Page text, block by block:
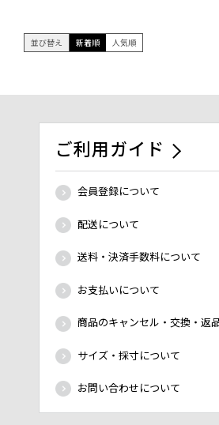
並び替え 新着順 人気順
ご利用ガイド
会員登録について
配送について
送料・決済手数料について
お支払いについて
商品のキャンセル・交換・返
サイズ・採寸について
お問い合わせについて